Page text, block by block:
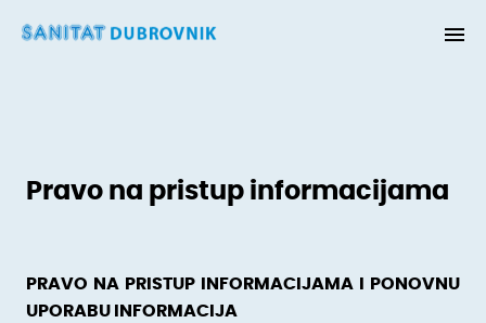
Pravo na pristup informacijama
PRAVO NA PRISTUP INFORMACIJAMA I PONOVNU
UPORABU INFORMACIJA